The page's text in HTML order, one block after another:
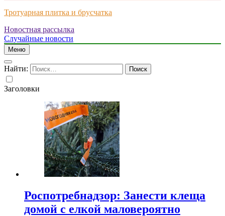
Тротуарная плитка и брусчатка
Just another WordPress site
Новостная рассылка
Случайные новости
Меню
Найти:
Заголовки
Роспотребнадзор: Занести клеща
домой с елкой маловероятно